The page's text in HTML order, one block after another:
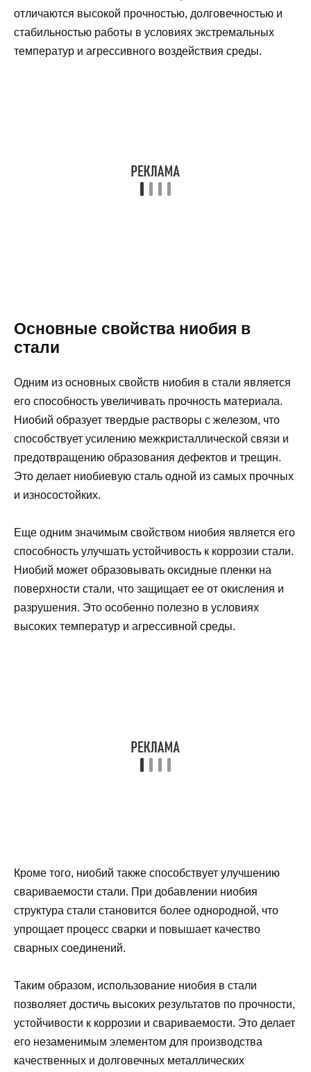
отличаются высокой прочностью, долговечностью и
стабильностью работы в условиях экстремальных
температур и агрессивного воздействия среды.
Основные свойства ниобия в
стали
Одним из основных свойств ниобия в стали является
его способность увеличивать прочность материала.
Ниобий образует твердые растворы с железом, что
способствует усилению межкристаллической связи и
предотвращению образования дефектов и трещин.
Это делает ниобиевую сталь одной из самых прочных
и износостойких.
Еще одним значимым свойством ниобия является его
способность улучшать устойчивость к коррозии стали.
Ниобий может образовывать оксидные пленки на
поверхности стали, что защищает ее от окисления и
разрушения. Это особенно полезно в условиях
высоких температур и агрессивной среды.
Кроме того, ниобий также способствует улучшению
свариваемости стали. При добавлении ниобия
структура стали становится более однородной, что
упрощает процесс сварки и повышает качество
сварных соединений.
Таким образом, использование ниобия в стали
позволяет достичь высоких результатов по прочности,
устойчивости к коррозии и свариваемости. Это делает
его незаменимым элементом для производства
качественных и долговечных металлических